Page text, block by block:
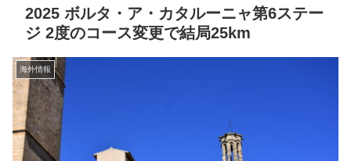
2025 ボルタ・ア・カタルーニャ第6ステー
ジ 2度のコース変更で結局25km
海外情報